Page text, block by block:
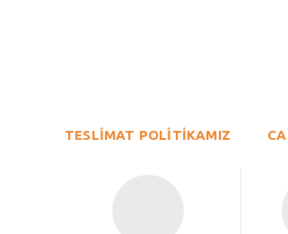
Ürün açıklamasında eksik bilgiler
TESLİMAT POLİTİKAMIZ